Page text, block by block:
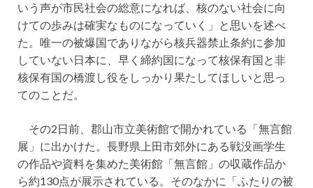
いう声が市民社会の総意になれば、核のない社会に向
けての歩みは確実なものになっていく」と思いを述べ
た。唯一の被爆国でありながら核兵器禁止条約に参加
していない日本に、早く締約国になって核保有国と非
核保有国の橋渡し役をしっかり果たしてほしいと思っ
てのことだ。
その2日前、郡山市立美術館で開かれている「無言館
展」に出かけた。長野県上田市郊外にある戦没画学生
の作品や資料を集めた美術館「無言館」の収蔵作品か
ら約130点が展示されている。そのなかに「ふたりの被